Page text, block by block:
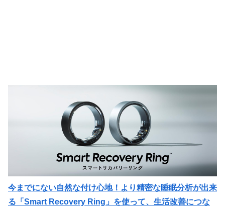
今までにない自然な付け心地！より精密な睡眠分析が出来
る「Smart Recovery Ring」を使って、生活改善につな